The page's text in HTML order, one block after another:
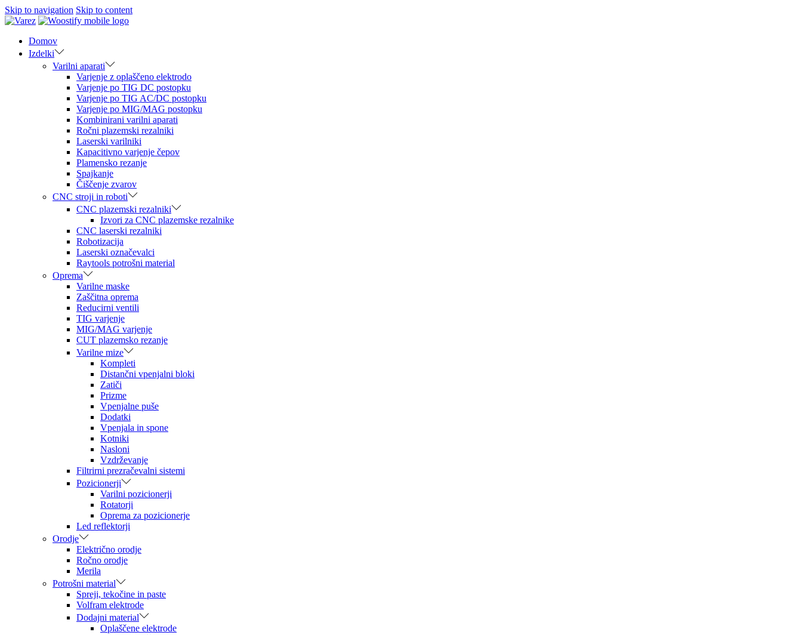
Skip to navigation Skip to content
Domov
Izdelki
Varilni aparati
Varjenje z oplaščeno elektrodo
Varjenje po TIG DC postopku
Varjenje po TIG AC/DC postopku
Varjenje po MIG/MAG postopku
Kombinirani varilni aparati
Ročni plazemski rezalniki
Laserski varilniki
Kapacitivno varjenje čepov
Plamensko rezanje
Spajkanje
Čiščenje zvarov
CNC stroji in roboti
CNC plazemski rezalniki
Izvori za CNC plazemske rezalnike
CNC laserski rezalniki
Robotizacija
Laserski označevalci
Raytools potrošni material
Oprema
Varilne maske
Zaščitna oprema
Reducirni ventili
TIG varjenje
MIG/MAG varjenje
CUT plazemsko rezanje
Varilne mize
Kompleti
Distančni vpenjalni bloki
Zatiči
Prizme
Vpenjalne puše
Dodatki
Vpenjala in spone
Kotniki
Nasloni
Vzdrževanje
Filtrirni prezračevalni sistemi
Pozicionerji
Varilni pozicionerji
Rotatorji
Oprema za pozicionerje
Led reflektorji
Orodje
Električno orodje
Ročno orodje
Merila
Potrošni material
Spreji, tekočine in paste
Volfram elektrode
Dodajni material
Oplaščene elektrode